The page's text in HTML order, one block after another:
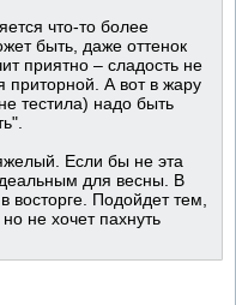
что-то более
быть, даже оттенок
приятно – сладость не
приторной. А вот в жару
тестила) надо быть
Если бы не эта
для весны. В
восторге. Подойдет тем,
не хочет пахнуть